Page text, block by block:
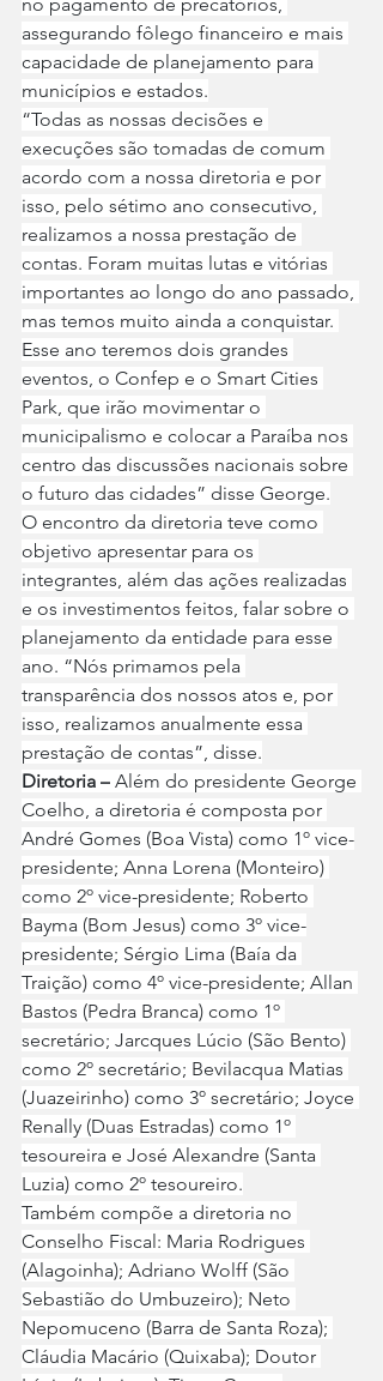
assegurando fôlego financeiro e mais
capacidade de planejamento para
municípios e estados.
“Todas as nossas decisões e
execuções são tomadas de comum
acordo com a nossa diretoria e por
isso, pelo sétimo ano consecutivo,
realizamos a nossa prestação de
contas. Foram muitas lutas e vitórias
importantes ao longo do ano passado,
mas temos muito ainda a conquistar.
Esse ano teremos dois grandes
eventos, o Confep e o Smart Cities
Park, que irão movimentar o
municipalismo e colocar a Paraíba nos
centro das discussões nacionais sobre
o futuro das cidades” disse George.
O encontro da diretoria teve como
objetivo apresentar para os
integrantes, além das ações realizadas
e os investimentos feitos, falar sobre o
planejamento da entidade para esse
ano. “Nós primamos pela
transparência dos nossos atos e, por
isso, realizamos anualmente essa
prestação de contas”, disse.
Diretoria – Além do presidente George
Coelho, a diretoria é composta por
André Gomes (Boa Vista) como 1º vice-
presidente; Anna Lorena (Monteiro)
como 2º vice-presidente; Roberto
Bayma (Bom Jesus) como 3º vice-
presidente; Sérgio Lima (Baía da
Traição) como 4º vice-presidente; Allan
Bastos (Pedra Branca) como 1º
secretário; Jarcques Lúcio (São Bento)
como 2º secretário; Bevilacqua Matias
(Juazeirinho) como 3º secretário; Joyce
Renally (Duas Estradas) como 1º
tesoureira e José Alexandre (Santa
Luzia) como 2º tesoureiro.
Também compõe a diretoria no
Conselho Fiscal: Maria Rodrigues
(Alagoinha); Adriano Wolff (São
Sebastião do Umbuzeiro); Neto
Nepomuceno (Barra de Santa Roza);
Cláudia Macário (Quixaba); Doutor